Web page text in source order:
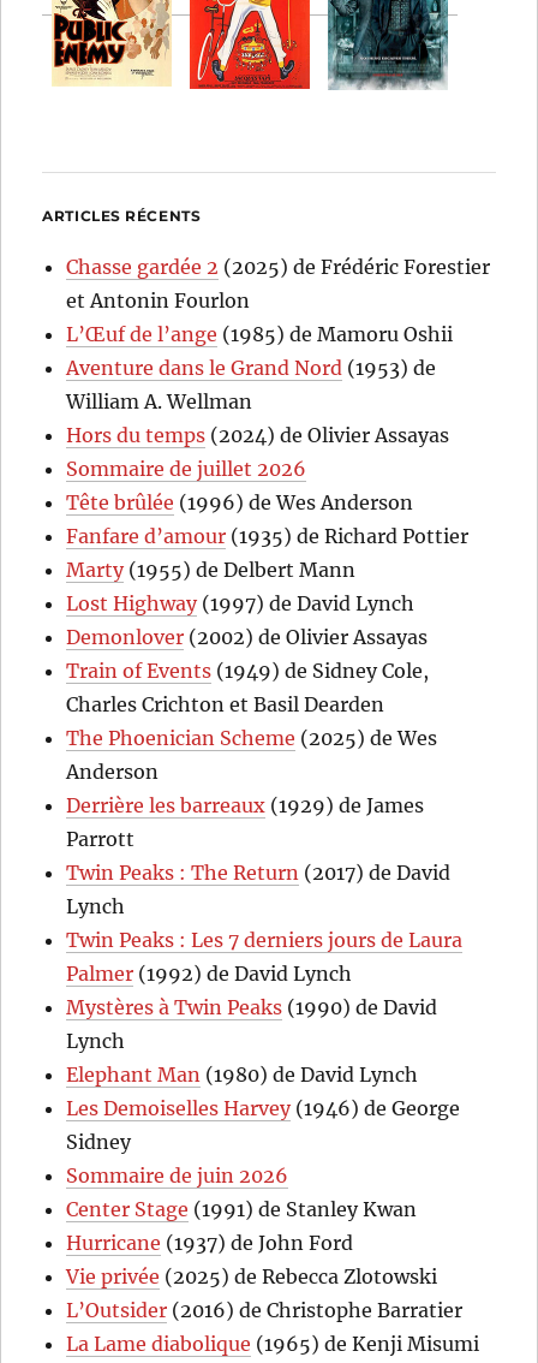
ARTICLES RÉCENTS
Chasse gardée 2 (2025) de Frédéric Forestier
et Antonin Fourlon
L’Œuf de l’ange (1985) de Mamoru Oshii
Aventure dans le Grand Nord (1953) de
William A. Wellman
Hors du temps (2024) de Olivier Assayas
Sommaire de juillet 2026
Tête brûlée (1996) de Wes Anderson
Fanfare d’amour (1935) de Richard Pottier
Marty(1955) de Delbert Mann
Lost Highway(1997) de David Lynch
Demonlover (2002) de Olivier Assayas
Train of Events (1949) de Sidney Cole,
Charles Crichton et Basil Dearden
The Phoenician Scheme (2025) de Wes
Anderson
Derrière les barreaux (1929) de James
Parrott
Twin Peaks : The Return (2017) de David
Lynch
Twin Peaks : Les 7 derniers jours de Laura
Palmer (1992) de David Lynch
Mystères à Twin Peaks (1990) de David
Lynch
Elephant Man (1980) de David Lynch
Les Demoiselles Harvey(1946) de George
Sidney
Sommaire de juin 2026
Center Stage (1991) de Stanley Kwan
Hurricane (1937) de John Ford
Vie privée (2025) de Rebecca Zlotowski
L’Outsider (2016) de Christophe Barratier
La Lame diabolique (1965) de Kenji Misumi